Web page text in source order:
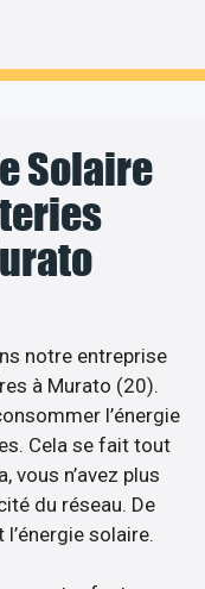
Solaire
notre entreprise
à Murato (20).
l’énergie
Cela se fait tout
vous n’avez plus
du réseau. De
solaire.